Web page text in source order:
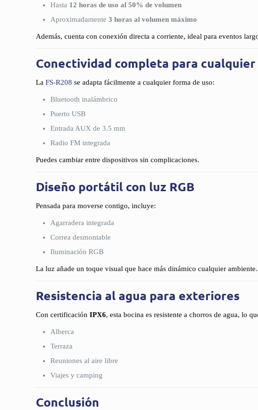
Hasta 12 horas de uso al 50% de volumen
Aproximadamente3 horas al volumen máximo
Además, cuenta con conexión directa a corriente, ideal para eventos
Conectividad completa para
LaFS-R208 se adapta fácilmente a cualquier forma de uso:
Bluetooth inalámbrico
Puerto USB
Entrada AUX de 3.5 mm
Radio FM integrada
Puedes cambiar entre dispositivos sin complicaciones.
Diseño portátil con luz RGB
Pensada para moverse contigo, incluye:
Agarradera integrada
Correa desmontable
Iluminación RGB
La luz añade un toque visual que hace más dinámico cualquier ambiente.
Resistencia al agua para exteriores
Con certificaciónIPX6, esta bocina es resistente a chorros de agua, lo
Alberca
Terraza
Reuniones al aire libre
Viajes y camping
Conclusión